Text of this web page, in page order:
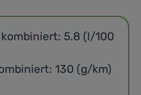
5.8 (l/100
130 (g/km)